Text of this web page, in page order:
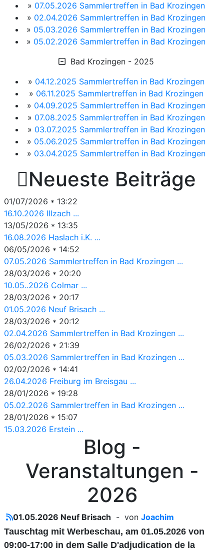
» 07.05.2026 Sammlertreffen in Bad Krozingen
» 02.04.2026 Sammlertreffen in Bad Krozingen
» 05.03.2026 Sammlertreffen in Bad Krozingen
» 05.02.2026 Sammlertreffen in Bad Krozingen
Bad Krozingen - 2025
» 04.12.2025 Sammlertreffen in Bad Krozingen
» 06.11.2025 Sammlertreffen in Bad Krozingen
» 04.09.2025 Sammlertreffen in Bad Krozingen
» 07.08.2025 Sammlertreffen in Bad Krozingen
» 03.07.2025 Sammlertreffen in Bad Krozingen
» 05.06.2025 Sammlertreffen in Bad Krozingen
» 03.04.2025 Sammlertreffen in Bad Krozingen
Neueste Beiträge
01/07/2026 * 13:22
16.10.2026 Illzach ...
13/05/2026 * 13:35
16.08.2026 Haslach i.K. ...
06/05/2026 * 14:52
07.05.2026 Sammlertreffen in Bad Krozingen ...
28/03/2026 * 20:20
10.05..2026 Colmar ...
28/03/2026 * 20:17
01.05.2026 Neuf Brisach ...
28/03/2026 * 20:12
02.04.2026 Sammlertreffen in Bad Krozingen ...
26/02/2026 * 21:39
05.03.2026 Sammlertreffen in Bad Krozingen ...
02/02/2026 * 14:41
26.04.2026 Freiburg im Breisgau ...
28/01/2026 * 19:28
05.02.2026 Sammlertreffen in Bad Krozingen ...
28/01/2026 * 15:07
15.03.2026 Erstein ...
Blog -
Veranstaltungen -
2026
01.05.2026 Neuf Brisach - von Joachim
Tauschtag mit Werbeschau, am 01.05.2026 von
09:00-17:00 in dem Salle D'adjudication de la